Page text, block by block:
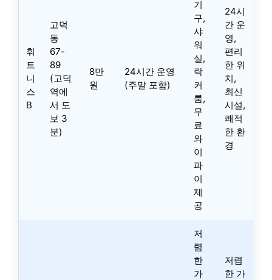
휘
트
니
스
B
고덕
동
67-
89
(고덕
역에
서 도
보 3
분)
8만
원
24시간 운영
(주말 포함)
기
구,
샤
워
실,
락
커
룸,
무
료
와
이
파
이
제
공
24시
간 운
영,
편리
한 위
치,
최신
시설,
쾌적
한 환
경
저
렴
한
가
저렴
한 가